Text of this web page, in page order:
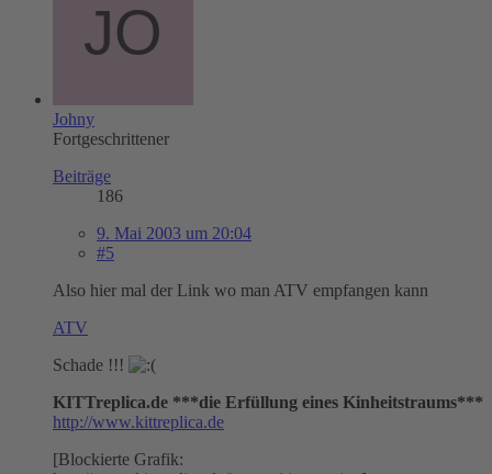
Johny
Fortgeschrittener
Beiträge
186
9. Mai 2003 um 20:04
#5
Also hier mal der Link wo man ATV empfangen kann
ATV
Schade !!!
KITTreplica.de ***die Erfüllung eines Kinheitstraums***
http://www.kittreplica.de
[Blockierte Grafik: